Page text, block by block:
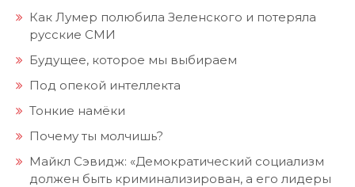
Как Лумер полюбила Зеленского и потеряла
русские СМИ
Будущее, которое мы выбираем
Под опекой интеллекта
Тонкие намёки
Почему ты молчишь?
Майкл Сэвидж: «Демократический социализм
должен быть криминализирован, а его лидеры